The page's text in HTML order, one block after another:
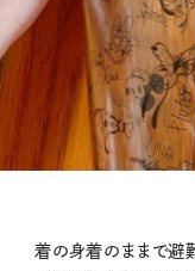
着の身着のままで避